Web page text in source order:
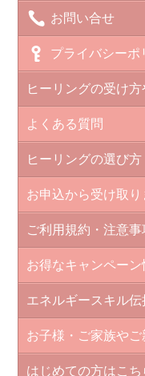
お問い合せ
プライバシーポ
ヒーリングの受け方
よくある質問
ヒーリングの選び方
お申込から受け取
ご利用規約・注意事
お得なキャンペーン
エネルギースキル
お子様・ご家族や
はじめての方はこ